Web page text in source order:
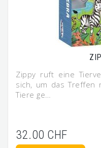
Zippy ruft eine
sich, um das Treffen
Tiere ge…
32.00 CHF